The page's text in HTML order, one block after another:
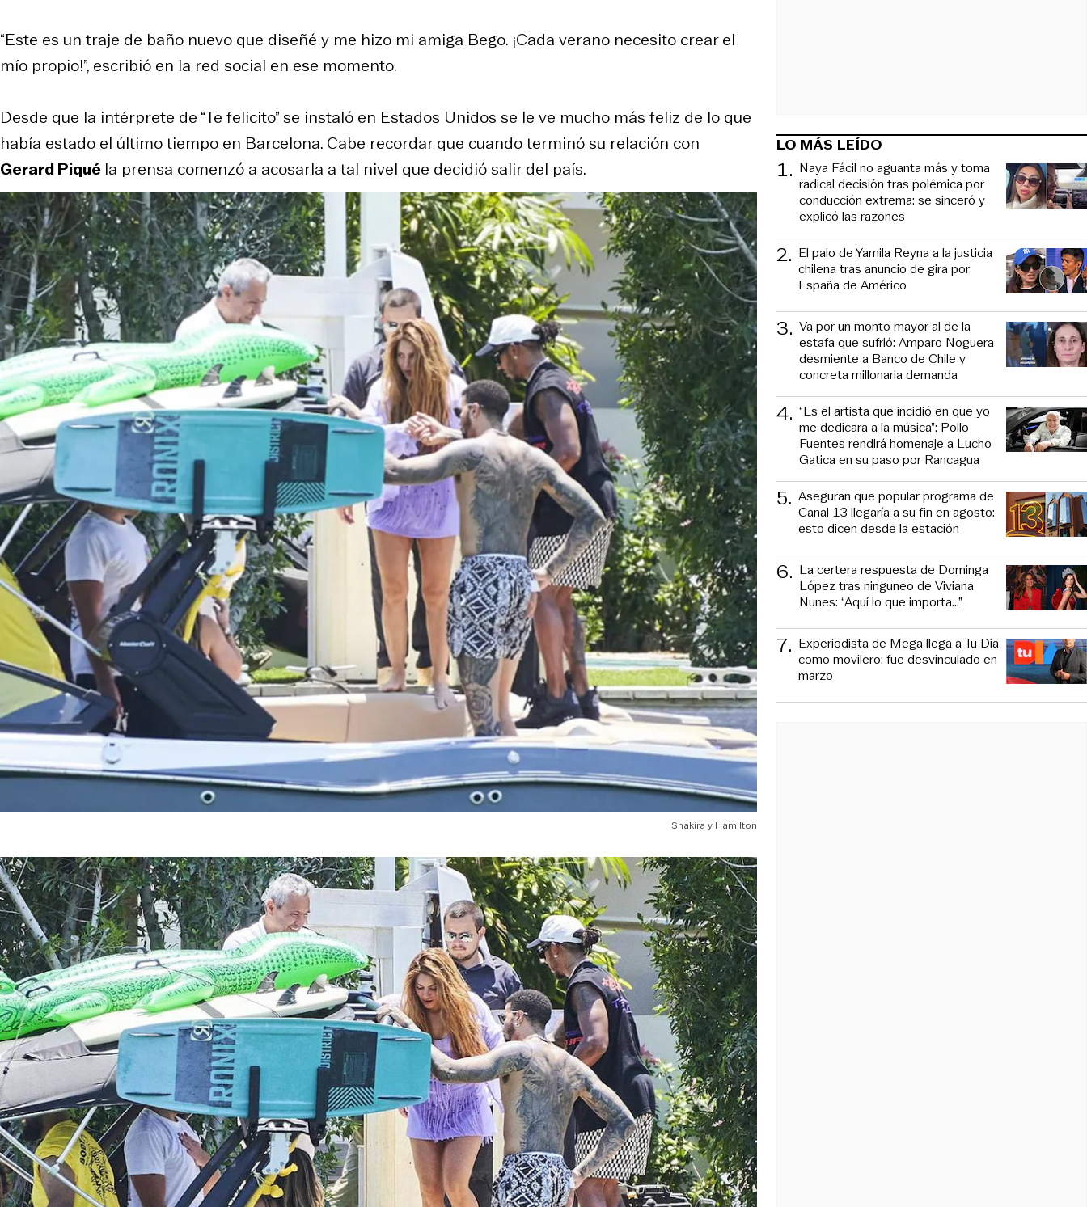
“Este es un traje de baño nuevo que diseñé y me hizo mi amiga Bego. ¡Cada verano necesito crear el
mío propio!”, escribió en la red social en ese momento.
Desde que la intérprete de “Te felicito” se instaló en Estados Unidos se le ve mucho más feliz de lo que
había estado el último tiempo en Barcelona. Cabe recordar que cuando terminó su relación con
Gerard Piqué la prensa comenzó a acosarla a tal nivel que decidió salir del país.
Shakira y Hamilton
LO MÁS LEÍDO
1. Naya Fácil no aguanta más y toma
radical decisión tras polémica por
conducción extrema: se sinceró y
explicó las razones
2. El palo de Yamila Reyna a la justicia
chilena tras anuncio de gira por
España de Américo
3. Va por un monto mayor al de la
estafa que sufrió: Amparo Noguera
desmiente a Banco de Chile y
concreta millonaria demanda
4. “Es el artista que incidió en que yo
me dedicara a la música”: Pollo
Fuentes rendirá homenaje a Lucho
Gatica en su paso por Rancagua
5. Aseguran que popular programa de
Canal 13 llegaría a su fin en agosto:
esto dicen desde la estación
6. La certera respuesta de Dominga
López tras ninguneo de Viviana
Nunes: “Aquí lo que importa...”
7. Experiodista de Mega llega a Tu Día
como movilero: fue desvinculado en
marzo